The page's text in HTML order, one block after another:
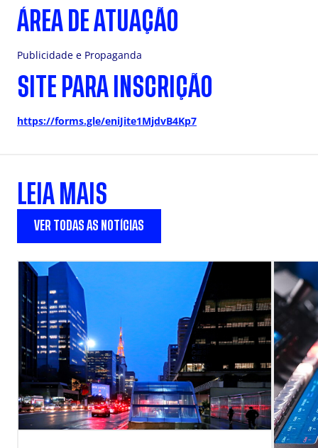
ÁREA DE ATUAÇÃO
Publicidade e Propaganda
SITE PARA INSCRIÇÃO
https://forms.gle/eniJite1MjdvB4Kp7
LEIA MAIS
VER TODAS AS NOTÍCIAS